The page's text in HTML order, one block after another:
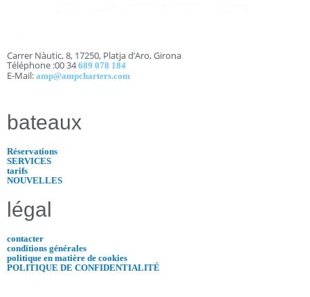
Carrer Nàutic, 8, 17250, Platja d’Aro, Girona
Téléphone :00 34689 078 184
E-Mail: amp@ampcharters.com
bateaux
Réservations
SERVICES
tarifs
NOUVELLES
légal
contacter
conditions générales
politique en matière de cookies
POLITIQUE DE CONFIDENTIALITÉ